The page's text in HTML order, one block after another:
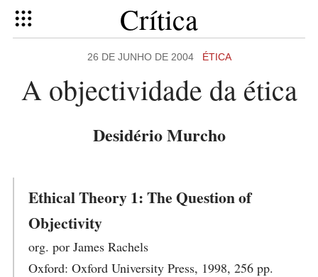
Crítica
26 DE JUNHO DE 2004 ÉTICA
A objectividade da ética
Desidério Murcho
Ethical Theory 1: The Question of
Objectivity
org. por James Rachels
Oxford: Oxford University Press, 1998, 256 pp.